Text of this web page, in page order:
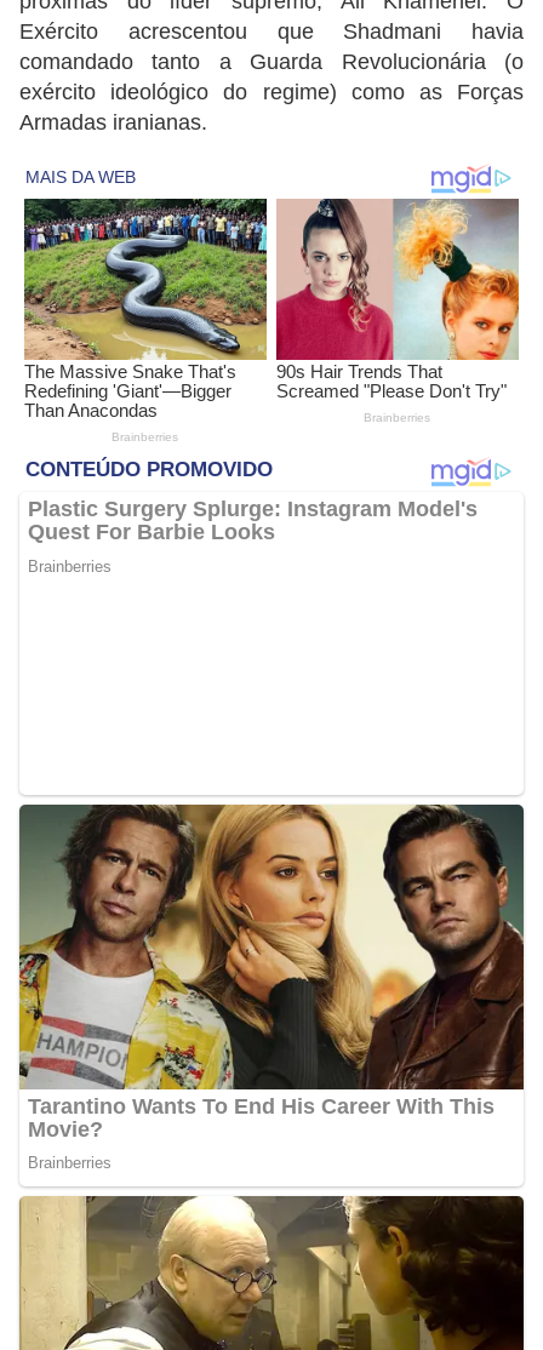
Exército acrescentou que Shadmani havia
comandado tanto a Guarda Revolucionária (o
exército ideológico do regime) como as Forças
Armadas iranianas.